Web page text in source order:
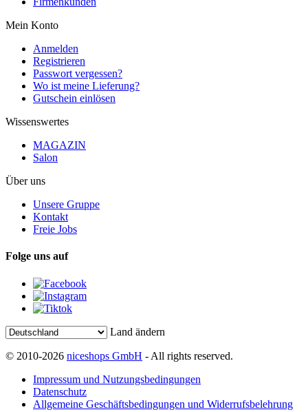
Mein Konto
Anmelden
Registrieren
Passwort vergessen?
Wo ist meine Lieferung?
Gutschein einlösen
Wissenswertes
MAGAZIN
Salon
Über uns
Unsere Gruppe
Kontakt
Freie Jobs
Folge uns auf
Land ändern
© 2010-2026 niceshops GmbH - All rights reserved.
Impressum und Nutzungsbedingungen
Datenschutz
Allgemeine Geschäftsbedingungen und Widerrufsbelehrung